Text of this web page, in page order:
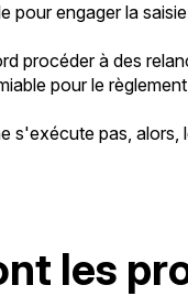
pour engager la
procéder à des
pour le
s'exécute pas,
les